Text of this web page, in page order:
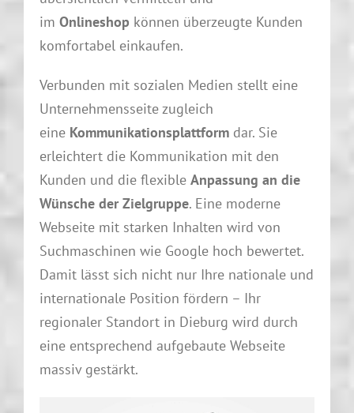
im Onlineshop können überzeugte Kunden
komfortabel einkaufen.
Verbunden mit sozialen Medien stellt eine
Unternehmensseite zugleich
eine Kommunikationsplattformdar. Sie
erleichtert die Kommunikation mit den
Kunden und die flexible Anpassung an die
Wünsche der Zielgruppe. Eine moderne
Webseite mit starken Inhalten wird von
Suchmaschinen wie Google hoch bewertet.
Damit lässt sich nicht nur Ihre nationale und
internationale Position fördern – Ihr
regionaler Standort in Dieburg wird durch
eine entsprechend aufgebaute Webseite
massiv gestärkt.